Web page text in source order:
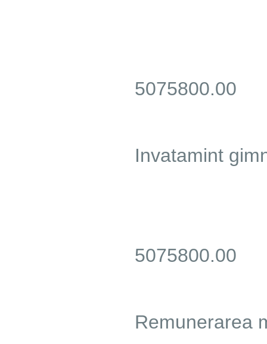
5075800.00
Invatamint
5075800.00
Remunerarea